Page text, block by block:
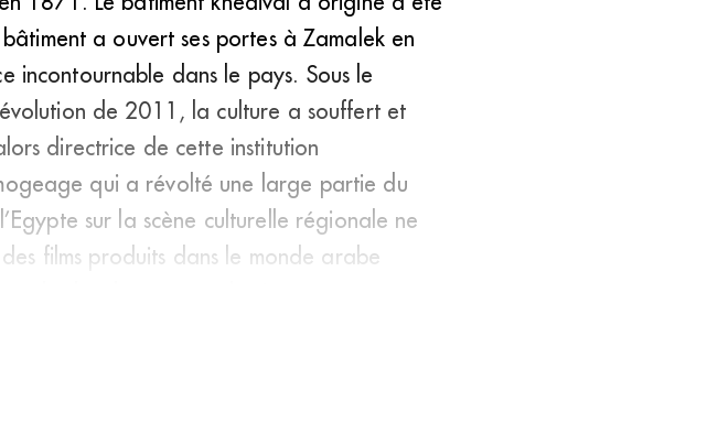
a ouvert ses portes à Zamalek en
incontournable dans le pays. Sous le
de 2011, la culture a souffert et
directrice de cette institution
qui a révolté une large partie du
sur la scène culturelle régionale ne
films produits dans le monde arabe